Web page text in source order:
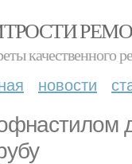
качественного
новости